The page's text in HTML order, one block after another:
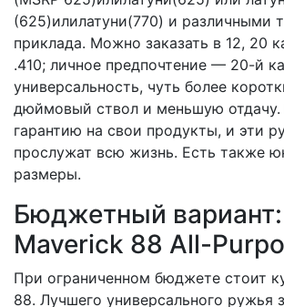
(625)илилатуни(770) и различными
приклада. Можно заказать в 12, 20
.410; личное предпочтение — 20-й
универсальность, чуть более
дюймовый ствол и меньшую отдачу.
гарантию на свои продукты, и эти
прослужат всю жизнь. Есть также
размеры.
Бюджетный вариант:
Maverick 88 All-
При ограниченном бюджете стоит
88. Лучшего универсального ружья